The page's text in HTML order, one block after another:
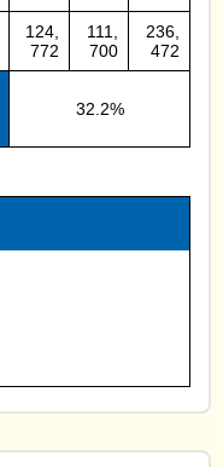
124,
772
111,
700
236,
472
32.2%